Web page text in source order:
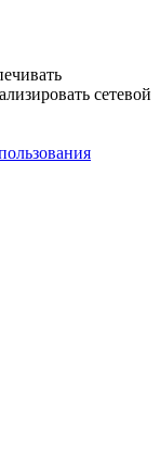
сетевой